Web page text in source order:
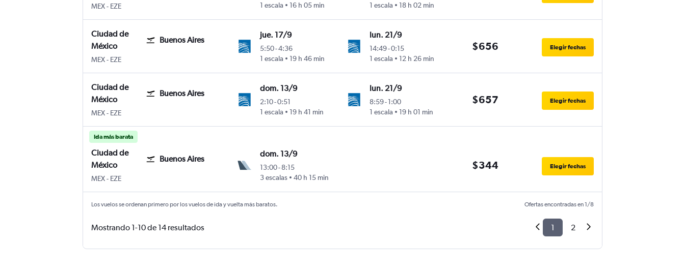
MEX- EZE
1 escala
16 h 05 min
1 escala
18 h 02 min
Ciudad de
México
Buenos Aires
MEX- EZE
jue. 17/9
5:50-4:36
1 escala
19 h 46 min
lun. 21/9
14:49-0:15
1 escala
12 h 26 min
$656 Elegir fechas
Ciudad de
México
Buenos Aires
MEX- EZE
dom. 13/9
2:10-0:51
1 escala
19 h 41 min
lun. 21/9
8:59-1:00
1 escala
19 h 01 min
$657 Elegir fechas
Ida más barata
Ciudad de
México
Buenos Aires
MEX- EZE
dom. 13/9
13:00-8:15
3 escalas
40 h 15 min
$344 Elegir fechas
Los vuelos se ordenan primero por los vuelos de ida y vuelta más baratos. Ofertas encontradas en 1/8
Mostrando 1-10 de 14 resultados 1 2